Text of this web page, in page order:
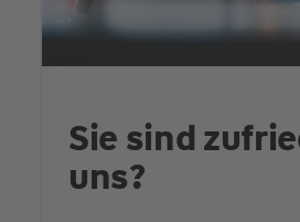
Sie sind
uns?